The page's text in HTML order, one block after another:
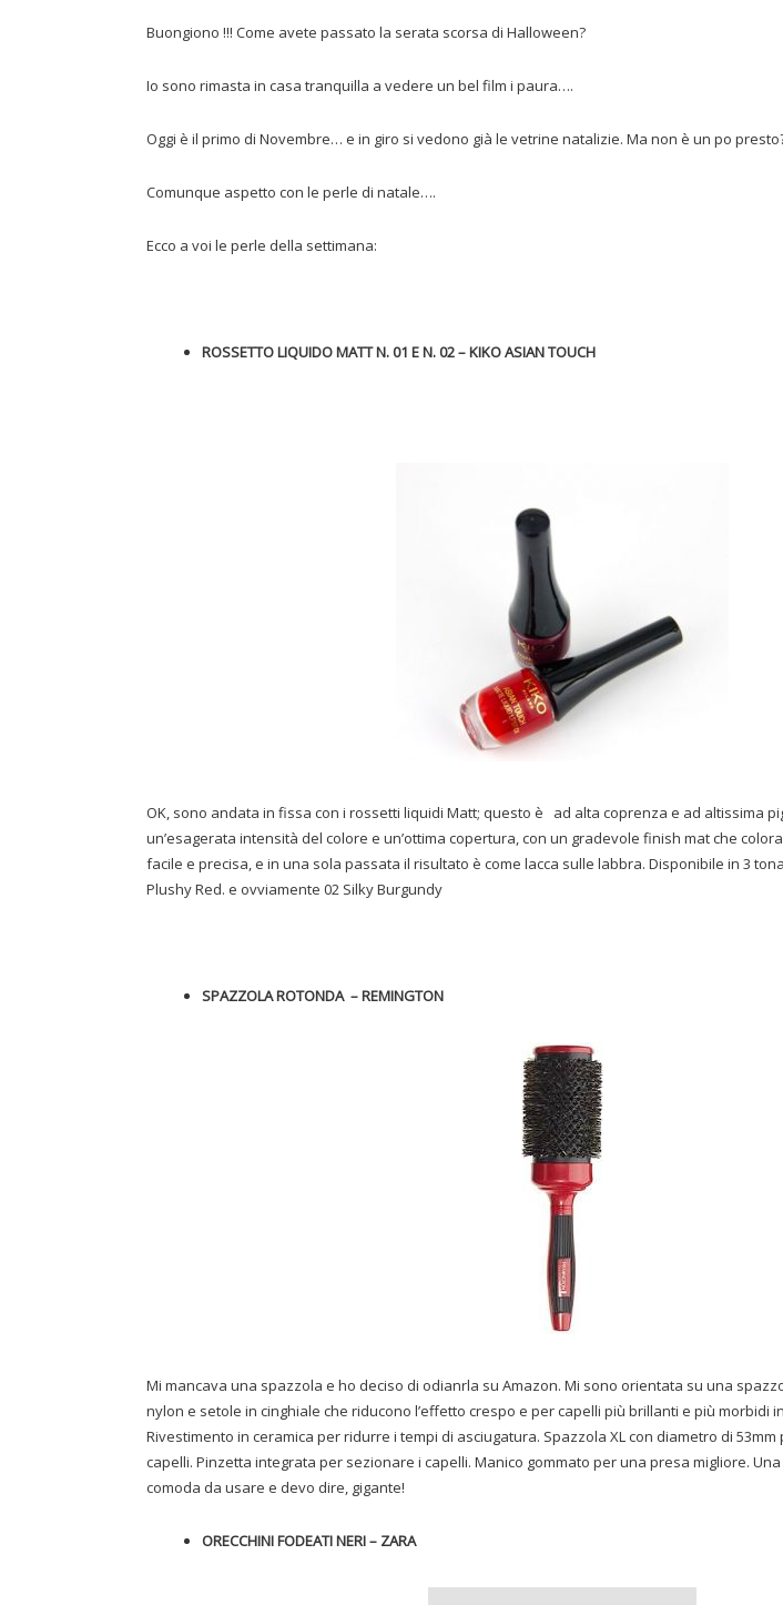
Buongiono !!! Come avete passato la serata scorsa di Halloween?
Io sono rimasta in casa tranquilla a vedere un bel film i paura….
Oggi è il primo di Novembre… e in giro si vedono già le vetrine natalizie. Ma non è un po
Comunque aspetto con le perle di natale….
Ecco a voi le perle della settimana:
ROSSETTO LIQUIDO MATT N. 01 E N. 02 – KIKO ASIAN TOUCH
OK, sono andata in fissa con i rossetti liquidi Matt; questo è ad alta coprenza e ad altissima
un’esagerata intensità del colore e un’ottima copertura, con un gradevole finish mat che
facile e precisa, e in una sola passata il risultato è come lacca sulle labbra. Disponibile in 3
Plushy Red. e ovviamente 02 Silky Burgundy
SPAZZOLA ROTONDA – REMINGTON
Mi mancava una spazzola e ho deciso di odianrla su Amazon. Mi sono orientata su una
nylon e setole in cinghiale che riducono l’effetto crespo e per capelli più brillanti e più morbidi
Rivestimento in ceramica per ridurre i tempi di asciugatura. Spazzola XL con diametro di
capelli. Pinzetta integrata per sezionare i capelli. Manico gommato per una presa migliore.
comoda da usare e devo dire, gigante!
ORECCHINI FODEATI NERI – ZARA